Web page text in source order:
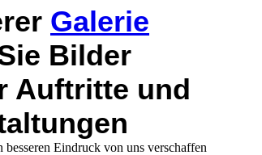
Galerie
Bilder
Auftritte und
besseren Eindruck von uns verschaffen